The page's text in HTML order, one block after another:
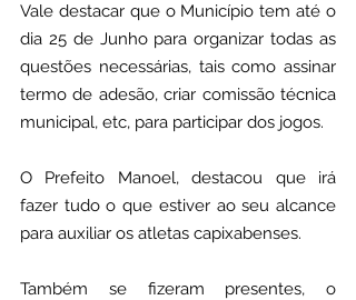
Vale destacar que o Município tem até o
dia 25 de Junho para organizar todas as
questões necessárias, tais como assinar
termo de adesão, criar comissão técnica
municipal, etc, para participar dos jogos.
O Prefeito Manoel, destacou que irá
fazer tudo o que estiver ao seu alcance
para auxiliar os atletas capixabenses.
Também se fizeram presentes, o